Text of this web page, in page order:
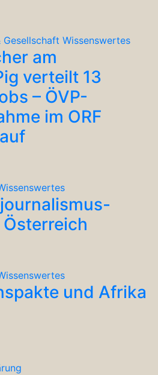
Gesellschaft Wissenswertes
am
verteilt 13
– ÖVP-
im ORF
und Afrika